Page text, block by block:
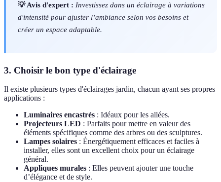
💡 Avis d'expert : Investissez dans un éclairage à variations
d'intensité pour ajuster l’ambiance selon vos besoins et
créer un espace adaptable.
3. Choisir le bon type d'éclairage
Il existe plusieurs types d'éclairages jardin, chacun ayant ses propres
applications :
Luminaires encastrés : Idéaux pour les allées.
Projecteurs LED : Parfaits pour mettre en valeur des
éléments spécifiques comme des arbres ou des sculptures.
Lampes solaires : Énergétiquement efficaces et faciles à
installer, elles sont un excellent choix pour un éclairage
général.
Appliques murales : Elles peuvent ajouter une touche
d’élégance et de style.